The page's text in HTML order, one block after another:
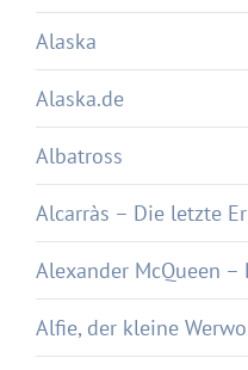
Alaska
Alaska.de
Albatross
Alcarràs – Die letzte
Alexander McQueen –
Alfie, der kleine